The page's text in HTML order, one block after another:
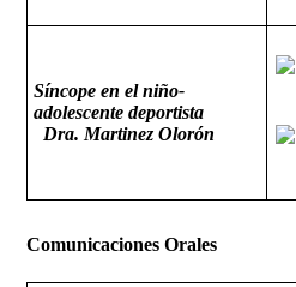
Síncope en el niño-
adolescente deportista
Dra. Martinez Olorón
Comunicaciones Orales